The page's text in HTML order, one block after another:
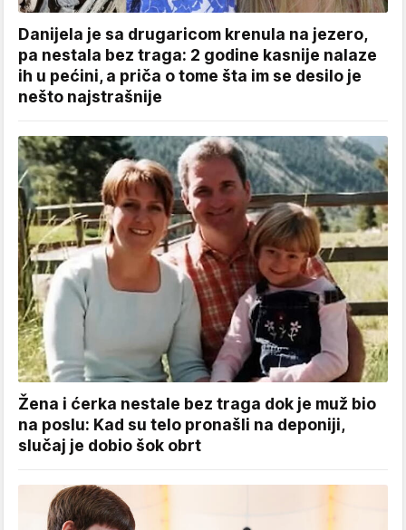
Danijela je sa drugaricom krenula na jezero,
pa nestala bez traga: 2 godine kasnije nalaze
ih u pećini, a priča o tome šta im se desilo je
nešto najstrašnije
Žena i ćerka nestale bez traga dok je muž bio
na poslu: Kad su telo pronašli na deponiji,
slučaj je dobio šok obrt